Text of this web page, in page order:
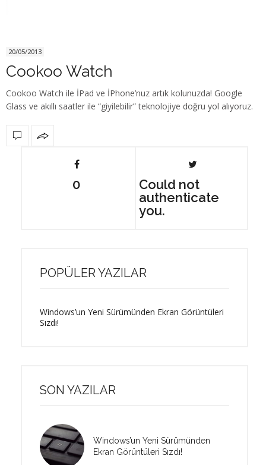
20/05/2013
Cookoo Watch
Cookoo Watch ile İPad ve İPhone’nuz artık kolunuzda! Google
Glass ve akıllı saatler ile “giyilebilir” teknolojiye doğru yol alıyoruz.
0
Could not
authenticate
you.
POPÜLER YAZILAR
Windows’un Yeni Sürümünden Ekran Görüntüleri
Sızdı!
SON YAZILAR
Windows’un Yeni Sürümünden
Ekran Görüntüleri Sızdı!